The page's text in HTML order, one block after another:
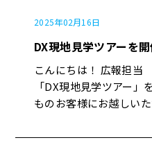
ョナルとしての土台を整えます。 研
入社員達、学んだ知識
の成長を全力でサポー
に力を入れています。 新入社員たちがどのように
成長していくのか、私たち
ので、どうぞお楽しみ
2025年02月16日
DX現地見学ツアーを
こんにちは！ 広報担当 橋元です☁︎ 2月13日に
「DX現地見学ツアー」を
ものお客様にお越しい
IT業界など他業種の方